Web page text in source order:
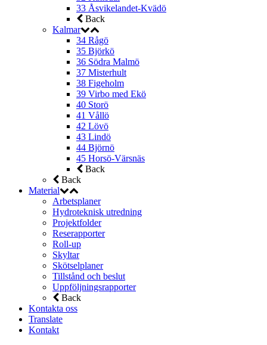
33 Åsvikelandet-Kvädö
Back
Kalmar
34 Rågö
35 Björkö
36 Södra Malmö
37 Misterhult
38 Figeholm
39 Virbo med Ekö
40 Storö
41 Vållö
42 Lövö
43 Lindö
44 Björnö
45 Horsö-Värsnäs
Back
Back
Material
Arbetsplaner
Hydroteknisk utredning
Projektfolder
Reserapporter
Roll-up
Skyltar
Skötselplaner
Tillstånd och beslut
Uppföljningsrapporter
Back
Kontakta oss
Translate
Kontakt